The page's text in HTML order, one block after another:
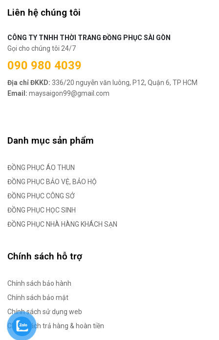
Liên hệ chúng tôi
CÔNG TY TNHH THỜI TRANG ĐỒNG PHỤC SÀI GÒN
Gọi cho chúng tôi 24/7
090 980 4039
Địa chỉ ĐKKD: 336/20 nguyễn văn luông, P12, Quận 6, TP HCM
Email: maysaigon99@gmail.com
Danh mục sản phẩm
ĐỒNG PHỤC ÁO THUN
ĐỒNG PHỤC BẢO VỆ, BẢO HỘ
ĐỒNG PHỤC CÔNG SỞ
ĐỒNG PHỤC HỌC SINH
ĐỒNG PHỤC NHÀ HÀNG KHÁCH SẠN
Chính sách hỗ trợ
Chính sách bảo hành
Chính sách bảo mật
Chính sách sử dụng web
Chính sách trả hàng & hoàn tiền